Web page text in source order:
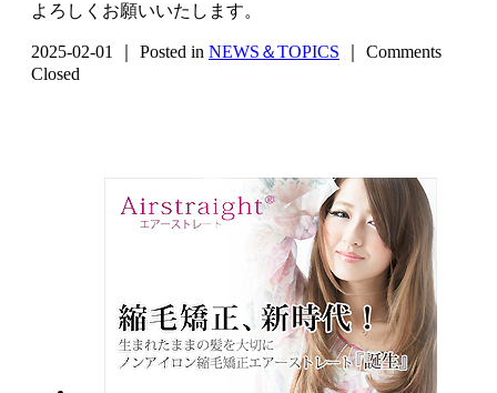
よろしくお願いいたします。
2025-02-01 ｜ Posted in NEWS＆TOPICS
Comments
Closed